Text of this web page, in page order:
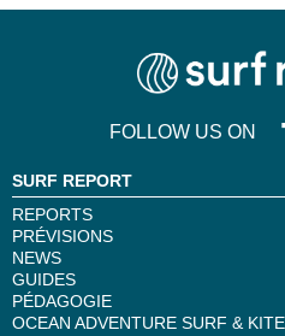
FOLLOW US ON
SURF REPORT
REPORTS
PRÉVISIONS
NEWS
GUIDES
PÉDAGOGIE
OCEAN ADVENTURE SURF &